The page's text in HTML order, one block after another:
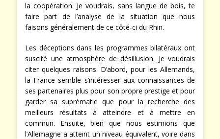
masquer les déficiences dans les autres domaines de
la coopération. Je voudrais, sans langue de bois, te
faire part de l’analyse de la situation que nous
Les déceptions dans les programmes bilatéraux ont
suscité une atmosphère de désillusion. Je voudrais
citer quelques raisons. D’abord, pour les Allemands,
la France semble s’intéresser aux connaissances de
ses partenaires plus pour son propre prestige et pour
garder sa suprématie que pour la recherche des
meilleurs résultats à atteindre et à mettre en
commun. Ensuite, bien que nous estimions que